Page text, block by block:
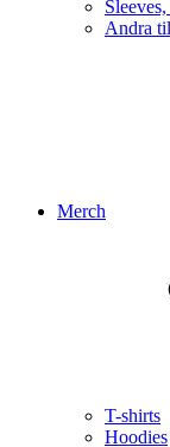
Andra
Merch
T-shirts
Hoodies